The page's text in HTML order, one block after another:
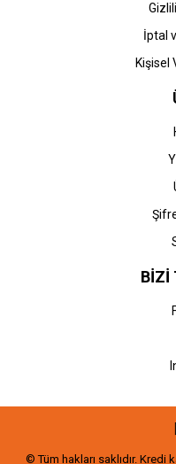
İptal
Kişisel
BİZİ
© Tüm hakları saklıdır.